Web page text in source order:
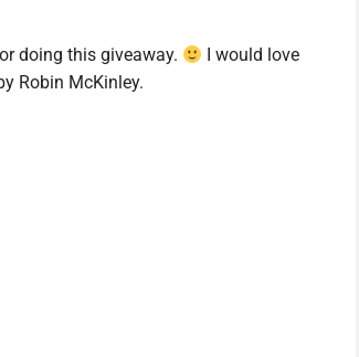
doing this giveaway.
I would love
Robin McKinley.